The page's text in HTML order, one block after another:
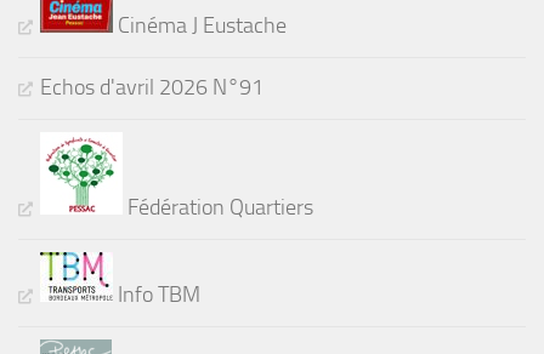
Cinéma J Eustache
Echos d'avril 2026 N°91
Fédération Quartiers
Info TBM